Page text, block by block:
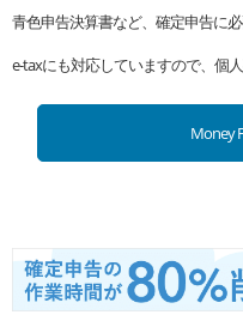
青色申告決算書など、確定申告に
e-taxにも対応していますので、個
Money